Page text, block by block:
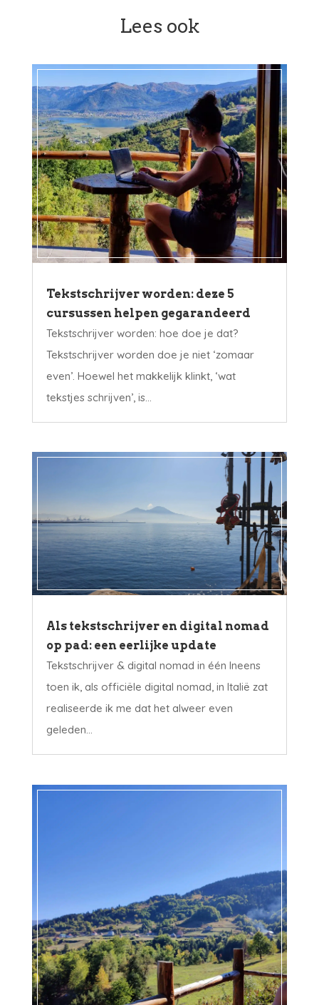
Lees ook
Tekstschrijver worden: deze 5
cursussen helpen gegarandeerd
Tekstschrijver worden: hoe doe je dat?
Tekstschrijver worden doe je niet ‘zomaar
even’. Hoewel het makkelijk klinkt, ‘wat
tekstjes schrijven’, is...
Als tekstschrijver en digital nomad
op pad: een eerlijke update
Tekstschrijver & digital nomad in één Ineens
toen ik, als officiële digital nomad, in Italië zat
realiseerde ik me dat het alweer even
geleden...